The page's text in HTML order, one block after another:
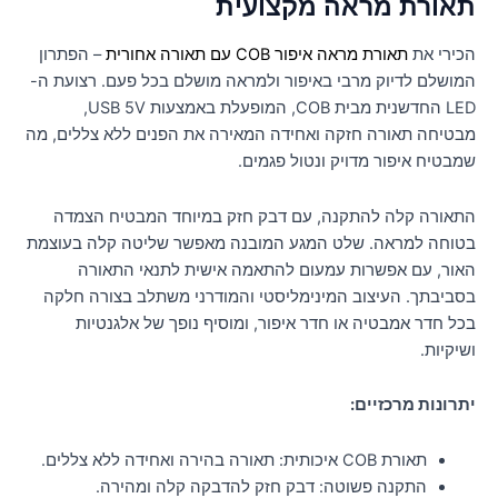
תאורת מראה מקצועית
הכירי את תאורת מראה איפור COB עם תאורה אחורית
– הפתרון
המושלם לדיוק מרבי באיפור ולמראה מושלם בכל פעם. רצועת ה-
LED החדשנית מבית COB, המופעלת באמצעות USB 5V,
מבטיחה תאורה חזקה ואחידה המאירה את הפנים ללא צללים, מה
שמבטיח איפור מדויק ונטול פגמים.
התאורה קלה להתקנה, עם דבק חזק במיוחד המבטיח הצמדה
בטוחה למראה. שלט המגע המובנה מאפשר שליטה קלה בעוצמת
האור, עם אפשרות עמעום להתאמה אישית לתנאי התאורה
בסביבתך. העיצוב המינימליסטי והמודרני משתלב בצורה חלקה
בכל חדר אמבטיה או חדר איפור, ומוסיף נופך של אלגנטיות
ושיקיות.
יתרונות מרכזיים:
תאורת COB איכותית: תאורה בהירה ואחידה ללא צללים.
התקנה פשוטה: דבק חזק להדבקה קלה ומהירה.